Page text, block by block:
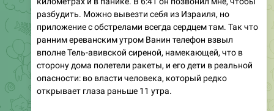
разбудить. Можно вывезти себя из Израиля, но
приложение с обстрелами всегда сердцем там. Так что
ранним ереванским утром Ванин телефон взвыл
вполне Тель-авивской сиреной, намекающей, что в
сторону дома полетели ракеты, и его дети в реальной
опасности: во власти человека, который редко
открывает глаза раньше 11 утра.